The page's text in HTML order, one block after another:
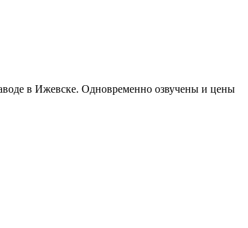
в Ижевске. Одновременно озвучены и цены